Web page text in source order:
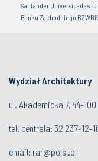
Santander Universidades
Banku Zachodniego
Wydział Architektury
ul. Akademicka 7, 44-
tel. centrala: 32 237-12-
email: rar@polsl.pl